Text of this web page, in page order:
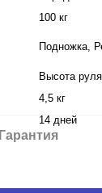
100 кг
Подножка,
Высота
4,5 кг
14 дней
Гарантия